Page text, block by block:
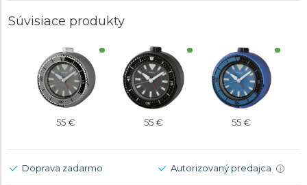
Súvisiace produkty
55 € 55 € 55 €
Doprava zadarmo Autorizovaný predajca i